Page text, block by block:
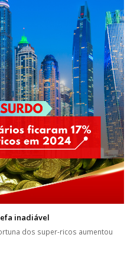
inadiável
dos super-ricos aumentou